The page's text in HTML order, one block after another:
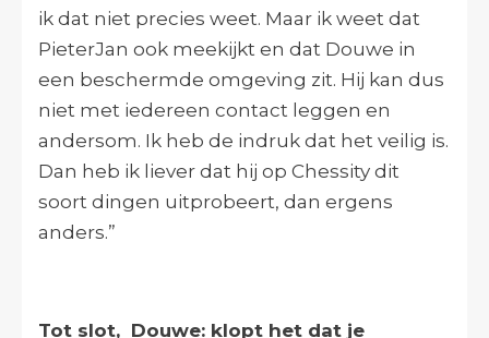
ik dat niet precies weet. Maar ik weet dat
PieterJan ook meekijkt en dat Douwe in
een beschermde omgeving zit. Hij kan dus
niet met iedereen contact leggen en
andersom. Ik heb de indruk dat het veilig is.
Dan heb ik liever dat hij op Chessity dit
soort dingen uitprobeert, dan ergens
anders.”
Tot slot, Douwe: klopt het dat je